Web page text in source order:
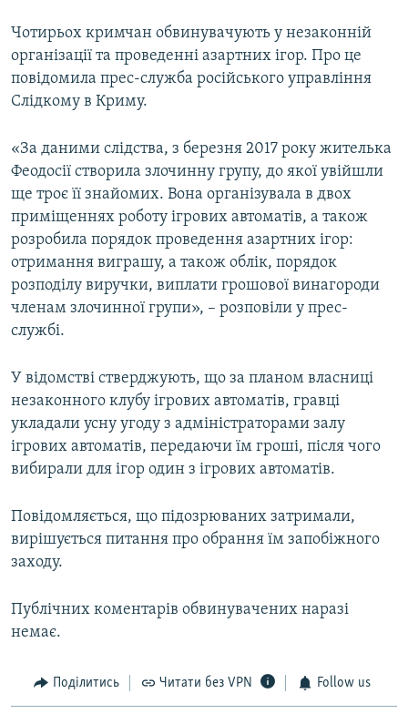
Усі сайти RFE/RL
Чотирьох кримчан обвинувачують у незаконній
організації та проведенні азартних ігор. Про це
повідомила прес-служба російського управління
Слідкому в Криму.
«За даними слідства, з березня 2017 року жителька
Феодосії створила злочинну групу, до якої увійшли
ще троє її знайомих. Вона організувала в двох
приміщеннях роботу ігрових автоматів, а також
розробила порядок проведення азартних ігор:
отримання виграшу, а також облік, порядок
розподілу виручки, виплати грошової винагороди
членам злочинної групи», – розповіли у прес-
службі.
У відомстві стверджують, що за планом власниці
незаконного клубу ігрових автоматів, гравці
укладали усну угоду з адміністраторами залу
ігрових автоматів, передаючи їм гроші, після чого
вибирали для ігор один з ігрових автоматів.
Повідомляється, що підозрюваних затримали,
вирішується питання про обрання їм запобіжного
заходу.
Публічних коментарів обвинувачених наразі
немає.
Поділитись Читати без VPN Follow us